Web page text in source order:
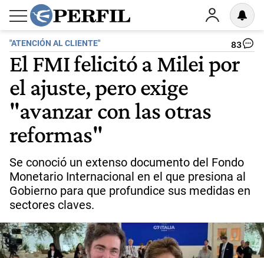
"ATENCIÓN AL CLIENTE" 83
El FMI felicitó a Milei por
el ajuste, pero exige
"avanzar con las otras
reformas"
Se conoció un extenso documento del Fondo
Monetario Internacional en el que presiona al
Gobierno para que profundice sus medidas en
sectores claves.